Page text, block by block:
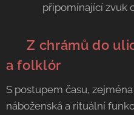
připomínající zvuk
🏙️Z chrámů do
a folklór
S postupem času,
náboženská a rituální